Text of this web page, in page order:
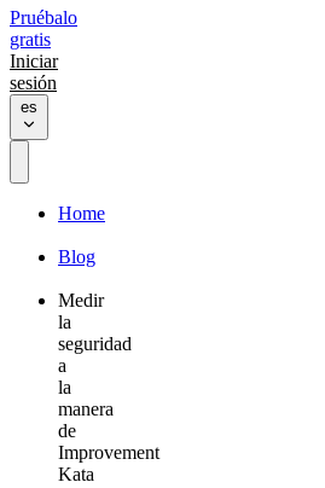
Pruébalo
gratis
Iniciar
sesión
es
Home
Blog
Medir
la
seguridad
a
la
manera
de
Improvement
Kata